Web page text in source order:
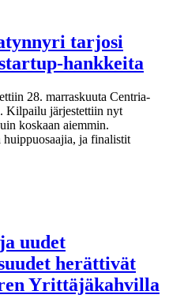
tarjosi
hankkeita
28. marraskuuta Centria-
Kilpailu järjestettiin nyt
koskaan aiemmin.
huippuosaajia, ja finalistit
uudet
herättivät
Yrittäjäkahvilla